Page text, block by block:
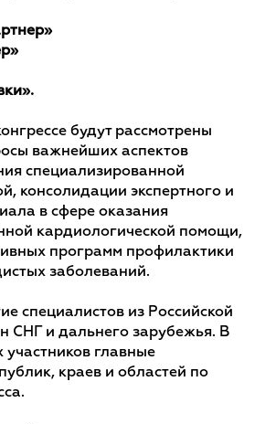
будут рассмотрены
важнейших аспектов
специализированной
консолидации экспертного и
в сфере оказания
кардиологической помощи,
программ профилактики
заболеваний.
специалистов из Российской
СНГ и дальнего зарубежья. В
участников главные
краев и областей по